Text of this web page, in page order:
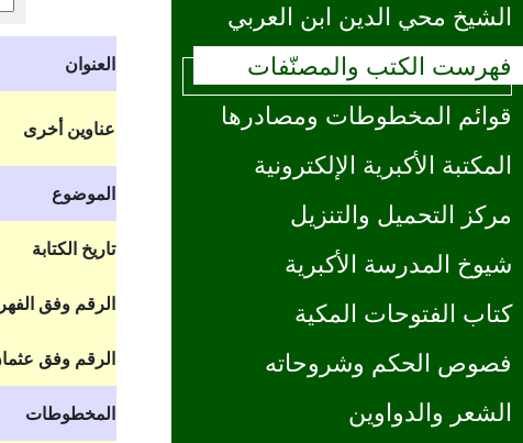
الشيخ محي الدين ابن العربي
فهرست الكتب والمصنّفات
قوائم المخطوطات ومصادرها
المكتبة الأكبرية الإلكترونية
مركز التحميل والتنزيل
شيوخ المدرسة الأكبرية
كتاب الفتوحات المكية
فصوص الحكم وشروحاته
الشعر والدواوين
العنوان
عناوين أخرى
الموضوع
تاريخ الكتابة
الرقم وفق
الرقم وفق
المخطوطات